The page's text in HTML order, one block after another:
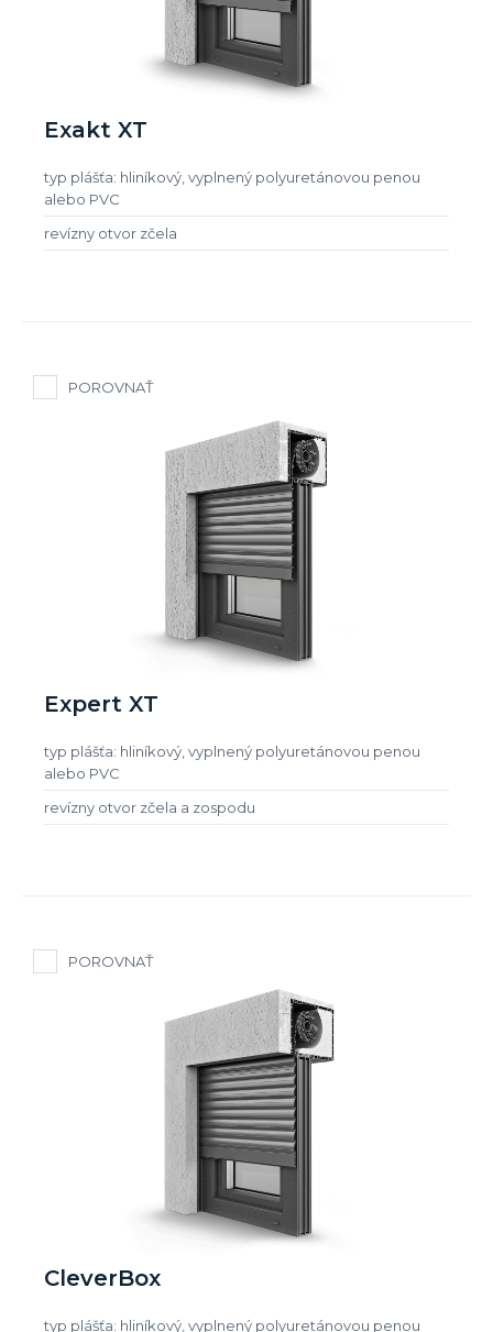
Exakt XT
typ plášťa: hliníkový, vyplnený polyuretánovou penou
alebo PVC
revízny otvor zčela
POROVNAŤ
Expert XT
typ plášťa: hliníkový, vyplnený polyuretánovou penou
alebo PVC
revízny otvor zčela a zospodu
POROVNAŤ
CleverBox
typ plášťa: hliníkový, vyplnený polyuretánovou penou